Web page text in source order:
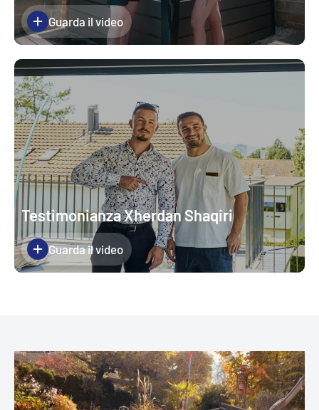
Guarda il video
Testimonianza Xherdan Shaqiri
Guarda il video